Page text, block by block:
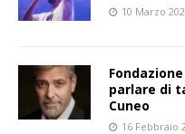
10 Marzo
parlare di
Cuneo
16 Febbraio